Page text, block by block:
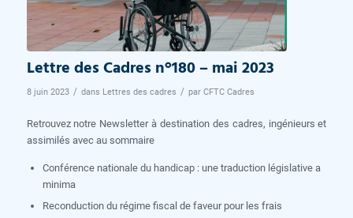
Lettre des Cadres n°180 – mai 2023
8 juin 2023 / dans Lettres des cadres / par CFTC Cadres
Retrouvez notre Newsletter à destination des cadres, ingénieurs et
assimilés avec au sommaire
Conférence nationale du handicap : une traduction législative a
minima
Reconduction du régime fiscal de faveur pour les frais